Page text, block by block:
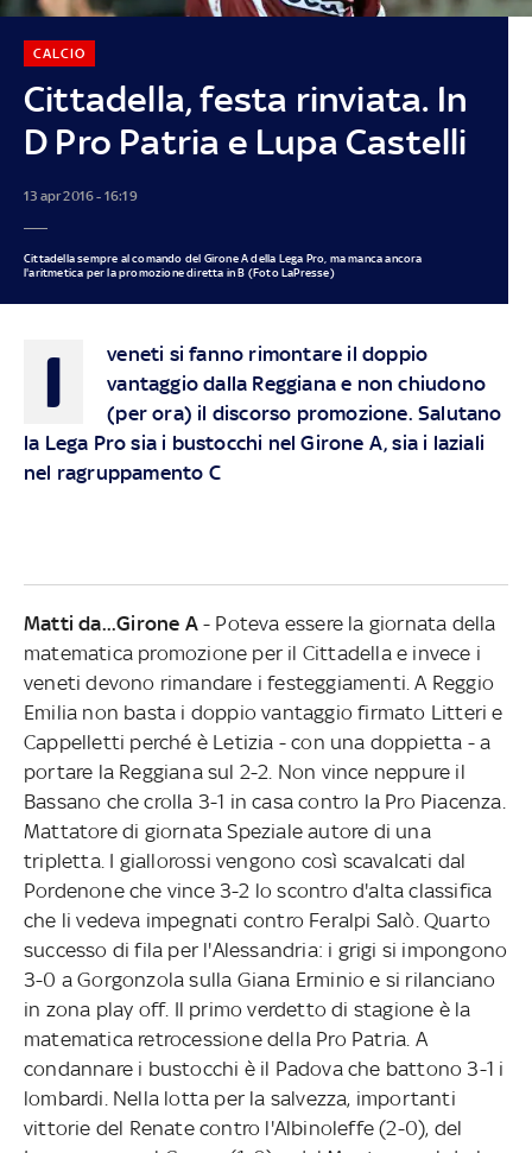
Cittadella, festa rinviata. In
D Pro Patria e Lupa Castelli
CALCIO
13 apr 2016 - 16:19
Cittadella sempre al comando del Girone A della Lega Pro, ma manca ancora
l'aritmetica per la promozione diretta in B (Foto LaPresse)
I
veneti si fanno rimontare il doppio
vantaggio dalla Reggiana e non chiudono
(per ora) il discorso promozione. Salutano
la Lega Pro sia i bustocchi nel Girone A, sia i laziali
nel ragruppamento C
Matti da...Girone A- Poteva essere la giornata della
matematica promozione per il Cittadella e invece i
veneti devono rimandare i festeggiamenti. A Reggio
Emilia non basta i doppio vantaggio firmato Litteri e
Cappelletti perché è Letizia - con una doppietta - a
portare la Reggiana sul 2-2. Non vince neppure il
Bassano che crolla 3-1 in casa contro la Pro Piacenza.
Mattatore di giornata Speziale autore di una
tripletta. I giallorossi vengono così scavalcati dal
Pordenone che vince 3-2 lo scontro d'alta classifica
che li vedeva impegnati contro Feralpi Salò. Quarto
successo di fila per l'Alessandria: i grigi si impongono
3-0 a Gorgonzola sulla Giana Erminio e si rilanciano
in zona play off. Il primo verdetto di stagione è la
matematica retrocessione della Pro Patria. A
condannare i bustocchi è il Padova che battono 3-1 i
lombardi. Nella lotta per la salvezza, importanti
vittorie del Renate contro l'Albinoleffe (2-0), del